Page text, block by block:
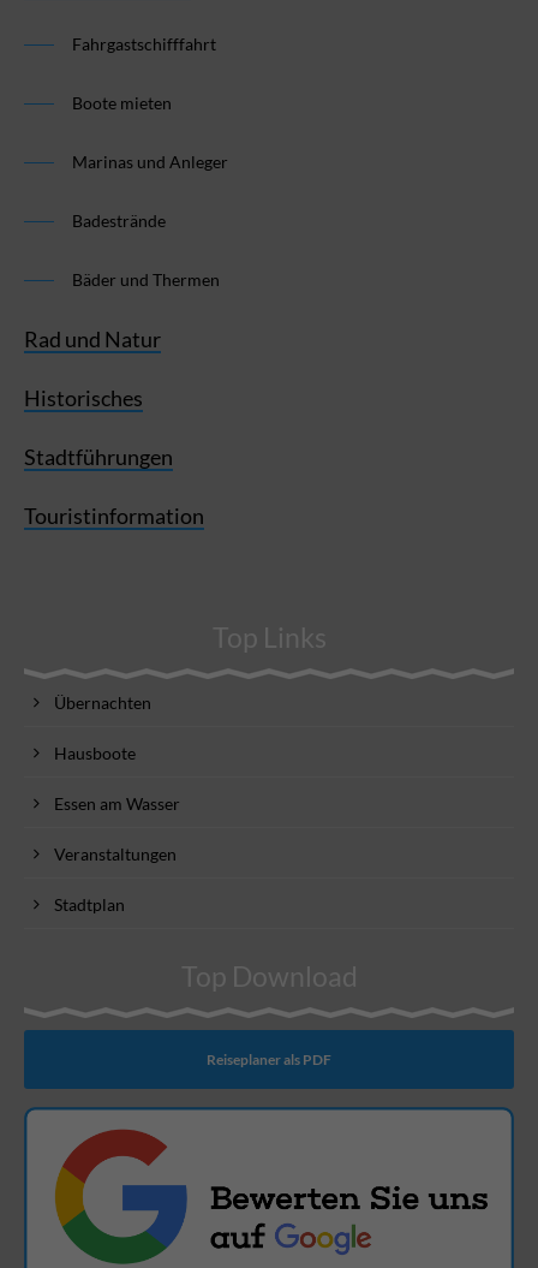
Fahrgastschifffahrt
Boote mieten
Marinas und Anleger
Badestrände
Bäder und Thermen
Rad und Natur
Historisches
Stadtführungen
Touristinformation
Top Links
Übernachten
Hausboote
Essen am Wasser
Veranstaltungen
Stadtplan
Top Download
Reiseplaner als PDF